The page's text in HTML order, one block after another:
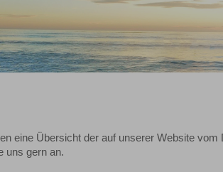
eine Übersicht der auf unserer Website
uns gern an.